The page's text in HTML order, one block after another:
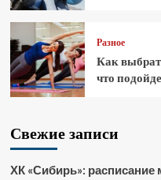
Разное
Как
что
Свежие записи
ХК «Сибирь»: расписание